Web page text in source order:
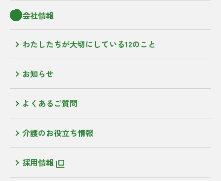
会社情報
わたしたちが大切にしている12のこと
お知らせ
よくあるご質問
介護のお役立ち情報
採用情報